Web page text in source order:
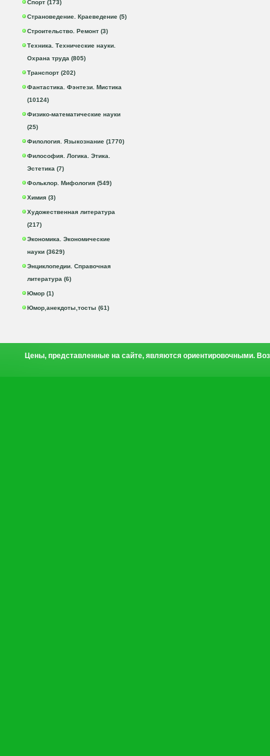
Спорт (173)
Страноведение. Краеведение (5)
Строительство. Ремонт (3)
Техника. Технические науки.
Охрана труда (805)
Транспорт (202)
Фантастика. Фэнтези. Мистика
(10124)
Физико-математические науки
(25)
Филология. Языкознание (1770)
Философия. Логика. Этика.
Эстетика (7)
Фольклор. Мифология (549)
Химия (3)
Художественная литература
(217)
Экономика. Экономические
науки (3629)
Энциклопедии. Справочная
литература (6)
Юмор (1)
Юмор,анекдоты,тосты (61)
Цены, представленные на сайте, являются ориентировочными.